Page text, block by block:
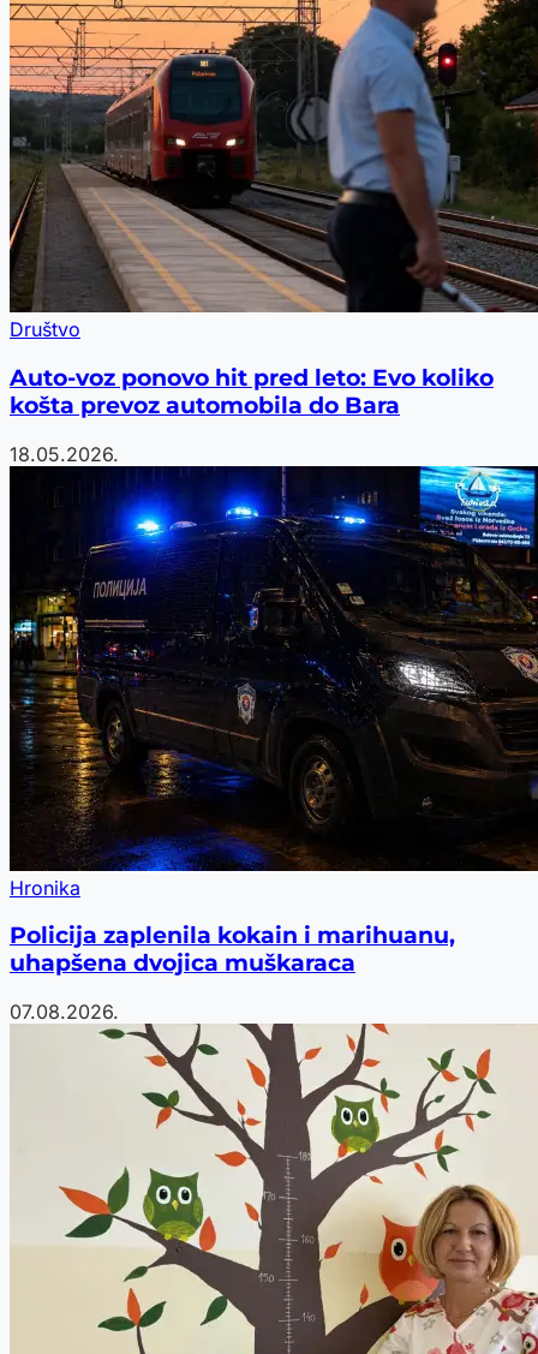
Društvo
Auto-voz ponovo hit pred leto: Evo koliko
košta prevoz automobila do Bara
18.05.2026.
Hronika
Policija zaplenila kokain i marihuanu,
uhapšena dvojica muškaraca
07.08.2026.